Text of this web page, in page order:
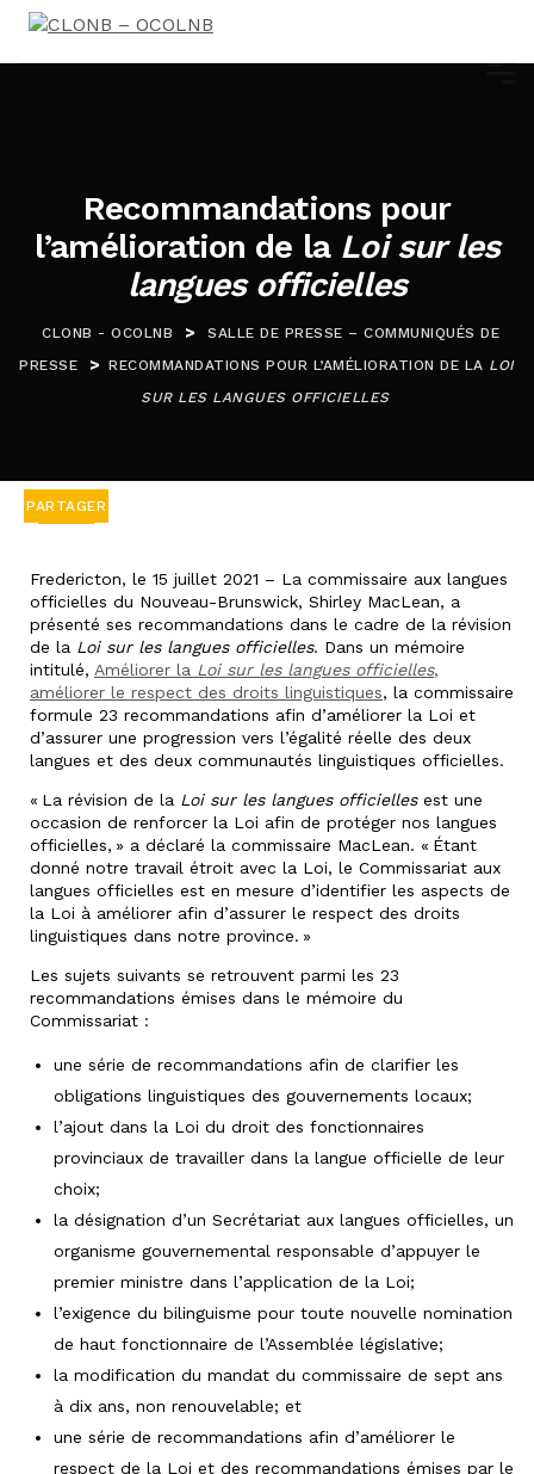
Recommandations pour
l’amélioration de la Loi sur les
langues officielles
CLONB - OCOLNB >
SALLE DE PRESSE – COMMUNIQUÉS DE
PRESSE
> RECOMMANDATIONS POUR L’AMÉLIORATION DE LA LOI
SUR LES LANGUES OFFICIELLES
PARTAGER
Fredericton, le 15 juillet 2021 – La commissaire aux langues
officielles du Nouveau-Brunswick, Shirley MacLean, a
présenté ses recommandations dans le cadre de la révision
de la Loi sur les langues officielles. Dans un mémoire
intitulé, Améliorer la Loi sur les langues officielles,
améliorer le respect des droits linguistiques, la commissaire
formule 23 recommandations afin d’améliorer la Loi et
d’assurer une progression vers l’égalité réelle des deux
langues et des deux communautés linguistiques officielles.
« La révision de la Loi sur les langues officiellesest une
occasion de renforcer la Loi afin de protéger nos langues
officielles, » a déclaré la commissaire MacLean. « Étant
donné notre travail étroit avec la Loi, le Commissariat aux
langues officielles est en mesure d’identifier les aspects de
la Loi à améliorer afin d’assurer le respect des droits
linguistiques dans notre province. »
Les sujets suivants se retrouvent parmi les 23
recommandations émises dans le mémoire du
Commissariat :
une série de recommandations afin de clarifier les
obligations linguistiques des gouvernements locaux;
l’ajout dans la Loi du droit des fonctionnaires
provinciaux de travailler dans la langue officielle de leur
choix;
la désignation d’un Secrétariat aux langues officielles, un
organisme gouvernemental responsable d’appuyer le
premier ministre dans l’application de la Loi;
l’exigence du bilinguisme pour toute nouvelle nomination
de haut fonctionnaire de l’Assemblée législative;
la modification du mandat du commissaire de sept ans
à dix ans, non renouvelable; et
une série de recommandations afin d’améliorer le
respect de la Loi et des recommandations émises par le